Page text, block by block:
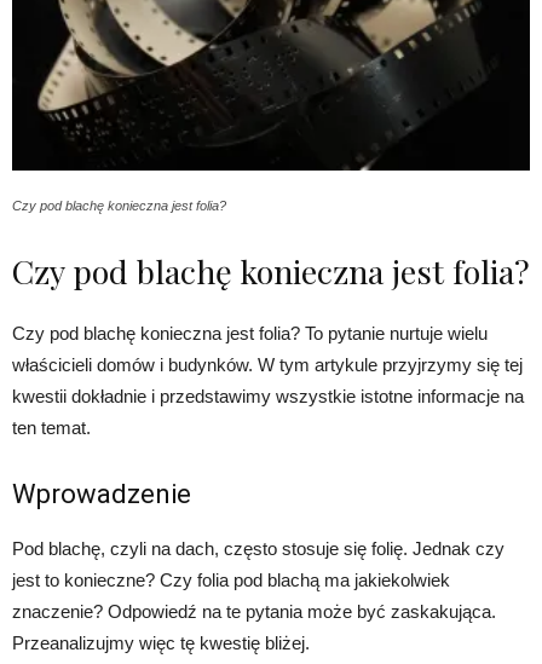
Czy pod blachę konieczna jest folia?
Czy pod blachę konieczna jest folia?
Czy pod blachę konieczna jest folia? To pytanie nurtuje wielu
właścicieli domów i budynków. W tym artykule przyjrzymy się tej
kwestii dokładnie i przedstawimy wszystkie istotne informacje na
ten temat.
Wprowadzenie
Pod blachę, czyli na dach, często stosuje się folię. Jednak czy
jest to konieczne? Czy folia pod blachą ma jakiekolwiek
znaczenie? Odpowiedź na te pytania może być zaskakująca.
Przeanalizujmy więc tę kwestię bliżej.